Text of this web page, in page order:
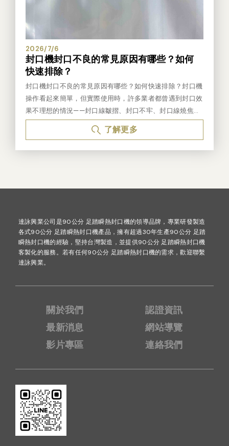
真空幫浦運轉時產生的油霧。在操作真空封口機中發現有煙
霧產生，極可能是油式真空幫浦運轉時產生的油霧，屬正常
現象。加裝油霧捕捉器是減少油霧飄散的狀況。油霧捕捉器
屬於消耗品，使用頻率會影響其壽命，建議可事先詢問。
購買真空包裝機，需考量價格、適用真空袋種類、真空效
果、產品種類大小及操作方式等因素，不管想真空的產品是
何類，建議購買前先帶產品到現場試機，先測試真空效果及
了解操作方式，這樣才會選到最適合自己的真空包裝機哦。
您對此產品有興趣嗎? 「產品詢問」←請點此
送回廠，由技術人員檢查電熱線、耐熱布、電控零件等是否
有可替代零件。可行性確認與報價 檢測後評估是否能維
修，並提供報價與預期結果。維修或退回 若零件可替換且
客戶同意，進行維修與測試；若零件規格不符，則無法保證
能修復。 他牌封口機因零件規格差異大，需回廠後才能確
認是否可進行維修或更換耗材。 三、常見封口機維修項目
封口不牢、加熱不均電熱線斷裂、接觸不良耐熱布破損、變
形加熱異常控制板或開關故障封口機保養與耗材更換真空度
不佳 四、聯絡封口機維修服務📞 服務電話：04-249183
98 📧 Email：sealer@dailypack.com.tw 📍 地址：4120
2026/7/6
封口機封口不良的常見原因有哪些？如何
快速排除？
封口機封口不良的常見原因有哪些？如何快速排除？封口機
操作看起來簡單，但實際使用時，許多業者都曾遇到封口效
果不理想的情況——封口線皺摺、封口不牢、封口線燒焦、
甚至封完之後漏氣。這些問題不一定是設備故障，很多時候
是袋材、溫度設定、操作方式或耗材狀態出了問題。本文整
實袋口有殘留物——油脂、水分或粉末殘留影響密封 一、封
口溫度設定不正確封口溫度是影響封口品質最直接的因素。
根據達詠興業技術團隊自 2010 年成立以來的封口設備製造
與售後服務經驗，溫度設定問題是封口不良最常見的原因之
袋材封口效果明顯不足 溫度過高的症狀 封口線出現燒焦痕
整、焦黑薄型 PE 袋或 OPP 袋特別容易發生 排除方式： 從
設備建議溫度的中間值開始測試，逐步微調更換新袋材時，
大量封口時，設備溫度可能逐漸升高，需注意適時調低
達詠興業服務客戶的實際經驗來看，袋材選錯是封口不良中
最容易被忽略的問題。不同材質的包裝袋具有不同熔點與結
構特性，如果設備加熱方式與袋材不符，封口效果必然受到
影響。 袋材種類常見封口問題建議設備 PE袋（薄型）溫度
了解更多
達詠興業公司是90公分 足踏瞬熱封口機的領導品牌，專業研發製造
各式90公分 足踏瞬熱封口機產品，擁有超過30年生產90公分 足踏
瞬熱封口機的經驗，堅持台灣製造，並提供90公分 足踏瞬熱封口機
客製化的服務。若有任何90公分 足踏瞬熱封口機的需求，歡迎聯繫
達詠興業。
關於我們
最新消息
影片專區
認證資訊
網站導覽
連絡我們